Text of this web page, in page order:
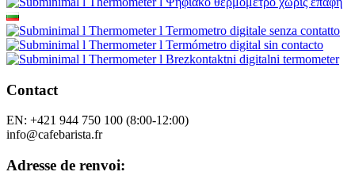
Contact
EN: +421 944 750 100 (8:00-12:00)
info@cafebarista.fr
Adresse de renvoi: